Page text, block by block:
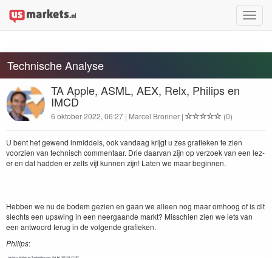
Toggle
Technische Analyse
TA Apple, ASML, AEX, Relx, Philips en
IMCD
6 oktober 2022, 06:27 | Marcel Bronner | (0)
U bent het gewend inmid­dels, ook van­daag kri­jgt u zes grafieken te zien
voorzien van tech­nisch com­men­taar. Drie daar­van zijn op ver­zoek van een lez­
er en dat had­den er zelfs vijf kun­nen zijn! Lat­en we maar beginnen.
Hebben we nu de bodem gezien en gaan we alleen nog maar omhoog of is dit
slechts een upswing in een neer­gaande markt? Miss­chien zien we iets van
een antwo­ord terug in de vol­gende grafieken.
Philips: